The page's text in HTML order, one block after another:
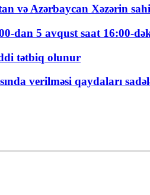
və Azərbaycan Xəzərin
dan 5 avqust saat 16:00-
tətbiq olunur
verilməsi qaydaları